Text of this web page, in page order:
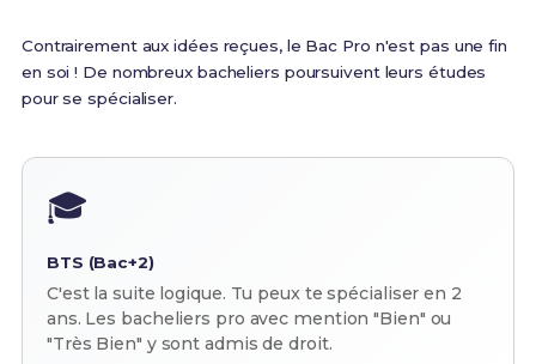
Contrairement aux idées reçues, le Bac Pro n'est pas une fin
en soi ! De nombreux bacheliers poursuivent leurs études
pour se spécialiser.
🎓
BTS (Bac+2)
C'est la suite logique. Tu peux te spécialiser en 2
ans. Les bacheliers pro avec mention "Bien" ou
"Très Bien" y sont admis de droit.